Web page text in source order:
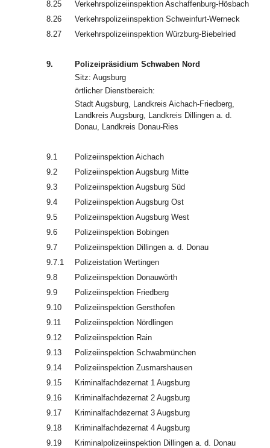
8.25
Verkehrspolizeiinspektion Aschaffenburg-Hösbach
8.26
Verkehrspolizeiinspektion Schweinfurt-Werneck
8.27
Verkehrspolizeiinspektion Würzburg-Biebelried
9.
Polizeipräsidium Schwaben Nord
Sitz: Augsburg
örtlicher Dienstbereich:
Stadt Augsburg, Landkreis Aichach-Friedberg,
Landkreis Augsburg, Landkreis Dillingen a. d.
Donau, Landkreis Donau-Ries
9.1
Polizeiinspektion Aichach
9.2
Polizeiinspektion Augsburg Mitte
9.3
Polizeiinspektion Augsburg Süd
9.4
Polizeiinspektion Augsburg Ost
9.5
Polizeiinspektion Augsburg West
9.6
Polizeiinspektion Bobingen
9.7
Polizeiinspektion Dillingen a. d. Donau
9.7.1
Polizeistation Wertingen
9.8
Polizeiinspektion Donauwörth
9.9
Polizeiinspektion Friedberg
9.10
Polizeiinspektion Gersthofen
9.11
Polizeiinspektion Nördlingen
9.12
Polizeiinspektion Rain
9.13
Polizeiinspektion Schwabmünchen
9.14
Polizeiinspektion Zusmarshausen
9.15
Kriminalfachdezernat 1 Augsburg
9.16
Kriminalfachdezernat 2 Augsburg
9.17
Kriminalfachdezernat 3 Augsburg
9.18
Kriminalfachdezernat 4 Augsburg
9.19
Kriminalpolizeiinspektion Dillingen a. d. Donau